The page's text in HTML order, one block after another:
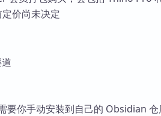
价尚未决定
要你手动安装到自己的 Obsidian 仓